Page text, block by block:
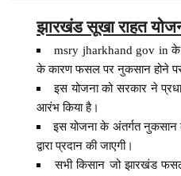
झारखंड सूखा राहत
msry jharkhand gov in के
के कारण फसल पर नुकसान होने पर
इस योजना को सरकार ने
आरंभ किया है।
इस योजना के अंतर्गत नुकसान
द्वारा प्रदान की जाएगी।
सभी किसान जो झारखंड